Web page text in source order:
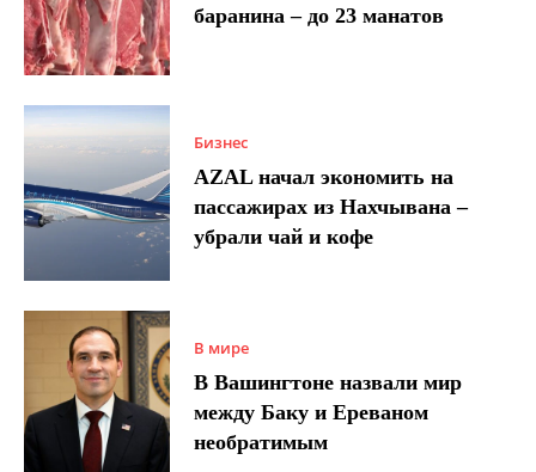
баранина – до 23 манатов
Бизнес
AZAL начал экономить на
пассажирах из Нахчывана –
убрали чай и кофе
В мире
В Вашингтоне назвали мир
между Баку и Ереваном
необратимым